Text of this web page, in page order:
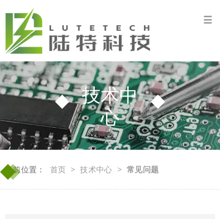
技术中
心
◆
◆
当前位置： 首页 > 技术中心 > 常见问题